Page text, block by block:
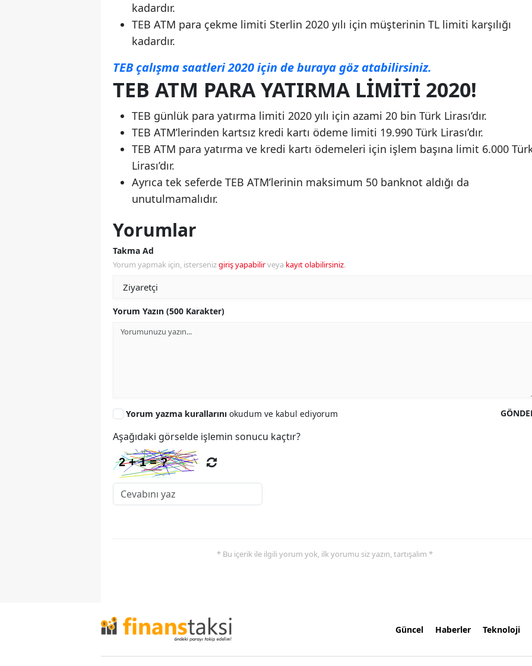
kadardır.
TEB ATM para çekme limiti Sterlin 2020 yılı için müşterinin TL limiti karşılığı
kadardır.
TEB çalışma saatleri 2020 için de buraya göz atabilirsiniz.
TEB ATM PARA YATIRMA LIMITI 2020!
TEB günlük para yatırma limiti 2020 yılı için azami 20 bin Türk Lirası’dır.
TEB ATM’lerinden kartsız kredi kartı ödeme limiti 19.990 Türk Lirası’dır.
TEB ATM para yatırma ve kredi kartı ödemeleri için işlem başına limit 6.000
Lirası’dır.
Ayrıca tek seferde TEB ATM’lerinin maksimum 50 banknot aldığı da
unutulmamalıdır.
Yorumlar
Takma Ad
Yorum yapmak için, istersenizgiriş yapabilirveya kayıt olabilirsiniz.
Yorum Yazın (500 Karakter)
Yorum yazma kurallarını okudum ve kabul ediyorum
Aşağıdaki görselde işlemin sonucu kaçtır?
* Bu içerik ile ilgili yorum yok, ilk yorumu siz yazın, tartışalım *
Güncel Haberler Teknoloji